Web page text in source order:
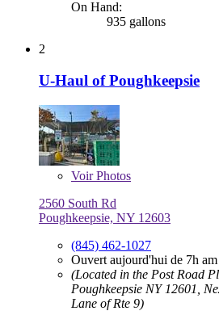
On Hand:
935 gallons
2
U-Haul of Poughkeepsie
VoirPhotos
2560 South Rd
Poughkeepsie, NY 12603
(845) 462-1027
Ouvert aujourd'hui de 7h
(Located in the Post Road
Poughkeepsie NY 12601,
Lane of Rte 9)